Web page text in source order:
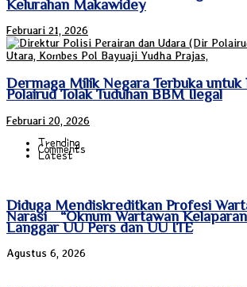
Kelurahan Makawidey
Februari 21, 2026
Dermaga Milik Negara Terbuka untuk
Polairud Tolak Tuduhan BBM Ilegal
Februari 20, 2026
Trending
Comments
Latest
Diduga Mendiskreditkan Profesi
Narasi “Oknum Wartawan
Langgar UU Pers dan UU ITE
Agustus 6, 2026